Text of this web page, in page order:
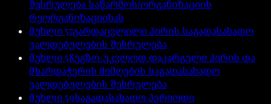
შესრულება საწარმოს/ორგანიზაციის
რეორგანიზაციისას
მუხლი 57გარდაცვლილი პირის საგადასახადო
ვალდებულების შესრულება
მუხლი 58უგზო-უკვლოდ დაკარგული პირის და
მხარდაჭერის მიმღების საგადასახადო
ვალდებულების შესრულება
მუხლი 59საგადასახადო პერიოდი